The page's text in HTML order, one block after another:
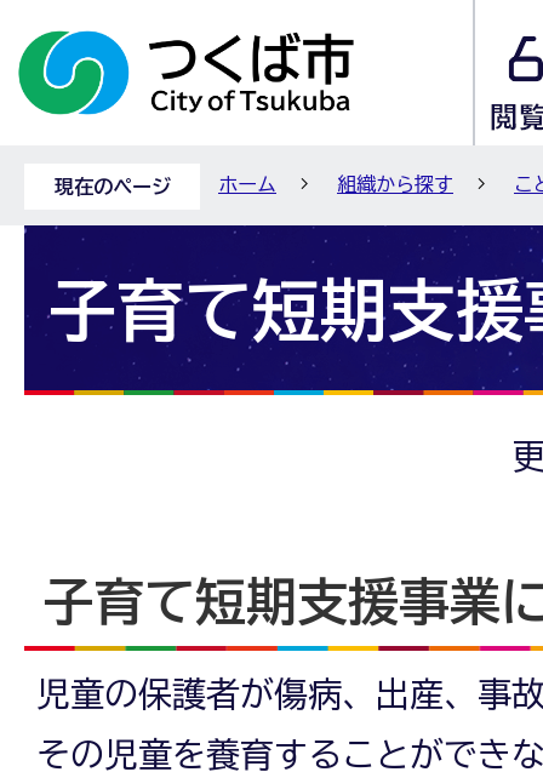
現在のページ ホーム 組織から探す こ
子育て短期支援
子育て短期支援事業
児童の保護者が傷病、出産、事
その児童を養育することができ